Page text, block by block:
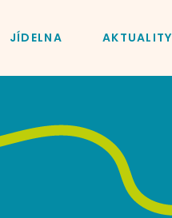
JÍDELNA AKTUALITY